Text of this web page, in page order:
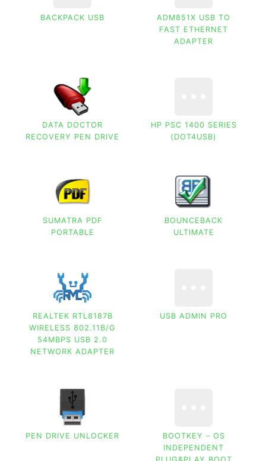
BACKPACK USB
ADM851X USB TO
FAST ETHERNET
ADAPTER
DATA DOCTOR
RECOVERY PEN DRIVE
HP PSC 1400 SERIES
(DOT4USB)
SUMATRA PDF
PORTABLE
BOUNCEBACK
ULTIMATE
REALTEK RTL8187B
WIRELESS 802.11B/G
54MBPS USB 2.0
NETWORK ADAPTER
USB ADMIN PRO
PEN DRIVE UNLOCKER
BOOTKEY – OS
INDEPENDENT